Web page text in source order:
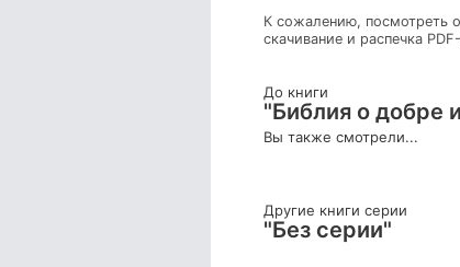
К сожалению, посмотреть
скачивание и распечка
До книги
"Библия о добре
Вы также смотрели...
Другие книги серии
"Без серии"